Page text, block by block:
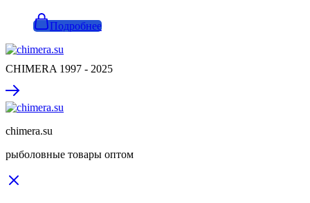
Подробнее
CHIMERA 1997 - 2025
chimera.su
рыболовные товары оптом